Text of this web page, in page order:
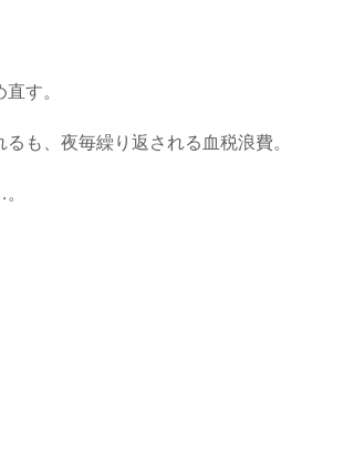
す。
も、夜毎繰り返される血税浪費。